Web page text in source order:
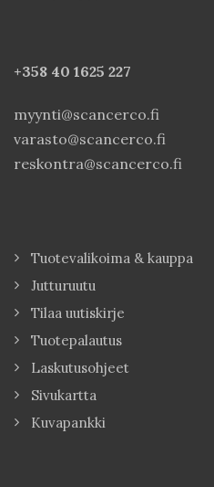
+358 40 1625 227
myynti@scancerco.fi
varasto@scancerco.fi
reskontra@scancerco.fi
Tuotevalikoima & kauppa
Jutturuutu
Tilaa uutiskirje
Tuotepalautus
Laskutusohjeet
Sivukartta
Kuvapankki